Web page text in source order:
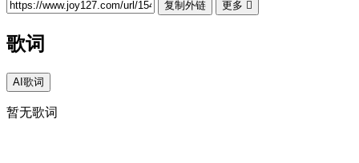
复制外链 更多 
歌词
AI歌词
暂无歌词